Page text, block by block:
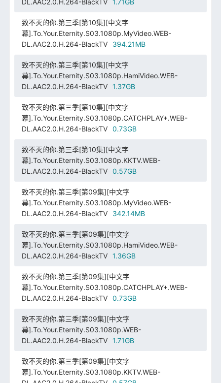
致不灭的你.第三季[第10集][中文字
幕].To.Your.Eternity.S03.1080p.MyVideo.WEB-
DL.AAC2.0.H.264-BlackTV
394.21MB
致不灭的你.第三季[第10集][中文字
幕].To.Your.Eternity.S03.1080p.HamiVideo.WEB-
DL.AAC2.0.H.264-BlackTV
1.37GB
致不灭的你.第三季[第10集][中文字
幕].To.Your.Eternity.S03.1080p.CATCHPLAY+.WEB-
DL.AAC2.0.H.264-BlackTV
0.73GB
致不灭的你.第三季[第10集][中文字
幕].To.Your.Eternity.S03.1080p.KKTV.WEB-
DL.AAC2.0.H.264-BlackTV
0.57GB
致不灭的你.第三季[第09集][中文字
幕].To.Your.Eternity.S03.1080p.MyVideo.WEB-
DL.AAC2.0.H.264-BlackTV
342.14MB
致不灭的你.第三季[第09集][中文字
幕].To.Your.Eternity.S03.1080p.HamiVideo.WEB-
DL.AAC2.0.H.264-BlackTV
1.36GB
致不灭的你.第三季[第09集][中文字
幕].To.Your.Eternity.S03.1080p.CATCHPLAY+.WEB-
DL.AAC2.0.H.264-BlackTV
0.73GB
致不灭的你.第三季[第09集][中文字
幕].To.Your.Eternity.S03.1080p.WEB-
DL.AAC2.0.H.264-BlackTV
1.71GB
致不灭的你.第三季[第09集][中文字
幕].To.Your.Eternity.S03.1080p.KKTV.WEB-